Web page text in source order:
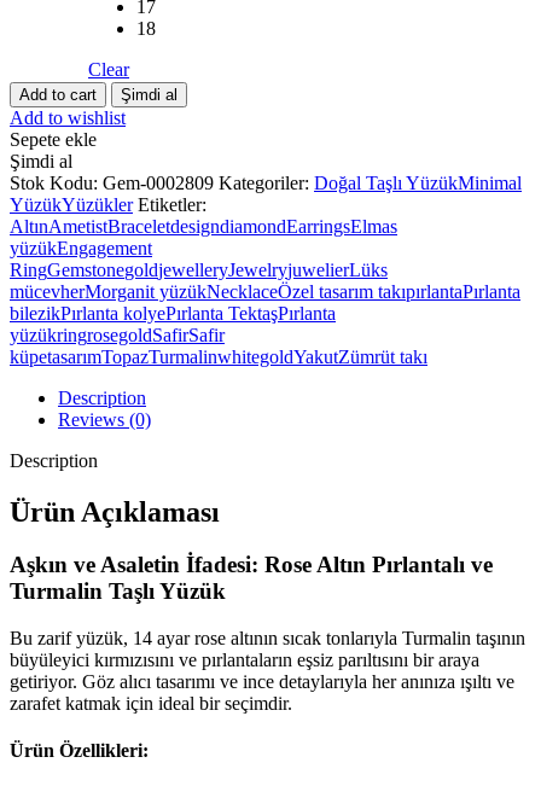
17
18
Clear
Aşkın
ve
Asaletin
İfadesi:
Rose
Altın
Pırlantalı
ve
Yakut
Taşlı
Yüzük
quantity
Add to cart Şimdi al
Add to wishlist
Sepete ekle
Şimdi al
Stok Kodu: Gem-0002809 Kategoriler: Doğal Taşlı YüzükMinimal
YüzükYüzükler Etiketler:
AltınAmetistBraceletdesigndiamondEarringsElmas
yüzükEngagement
RingGemstonegoldjewelleryJewelryjuwelierLüks
mücevherMorganit yüzükNecklaceÖzel tasarım takıpırlantaPırlanta
bilezikPırlanta kolyePırlanta TektaşPırlanta
yüzükringrosegoldSafirSafir
küpetasarımTopazTurmalinwhitegoldYakutZümrüt takı
Description
Reviews (0)
Description
Ürün Açıklaması
Aşkın ve Asaletin İfadesi: Rose Altın Pırlantalı ve
Turmalin Taşlı Yüzük
Bu zarif yüzük, 14 ayar rose altının sıcak tonlarıyla Turmalin taşının
büyüleyici kırmızısını ve pırlantaların eşsiz parıltısını bir araya
getiriyor. Göz alıcı tasarımı ve ince detaylarıyla her anınıza ışıltı ve
zarafet katmak için ideal bir seçimdir.
Ürün Özellikleri: